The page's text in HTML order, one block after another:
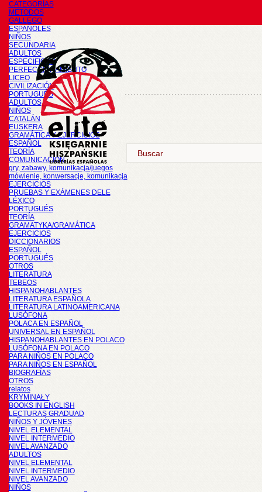
CATEGORÍAS
METODOS
GALLEGO
ESPAÑOLES
NIÑOS
SECUNDARIA
ADULTOS
ESPECIFICOS
PERFECCIONAMIENTO
LICEO
CIVILIZACIÓN
PORTUGUÉS
ADULTOS
NIÑOS
CATALÁN
EUSKERA
GRAMÁTICA Y EJERCICIOS
ESPAÑOL
TEORÍA
COMUNICACIÓN
gry, zabawy, komunikacja/juegos
mówienie, konwersacje, komunikacja
EJERCICIOS
PRUEBAS Y EXÁMENES DELE
LÉXICO
PORTUGUÉS
TEORÍA
GRAMATYKA/GRAMÁTICA
EJERCICIOS
DICCIONARIOS
ESPAÑOL
PORTUGUÉS
OTROS
LITERATURA
TEBEOS
HISPANOHABLANTES
LITERATURA ESPAÑOLA
LITERATURA LATINOAMERICANA
LUSÓFONA
POLACA EN ESPAÑOL
UNIVERSAL EN ESPAÑOL
HISPANOHABLANTES EN POLACO
LUSÓFONA EN POLACO
PARA NIÑOS EN POLACO
PARA NIÑOS EN ESPAÑOL
BIOGRAFÍAS
OTROS
relatos
KRYMINAŁY
BOOKS IN ENGLISH
LECTURAS GRADUAD
NIÑOS Y JÓVENES
NIVEL ELEMENTAL
NIVEL INTERMEDIO
NIVEL AVANZADO
ADULTOS
NIVEL ELEMENTAL
NIVEL INTERMEDIO
NIVEL AVANZADO
NIÑOS